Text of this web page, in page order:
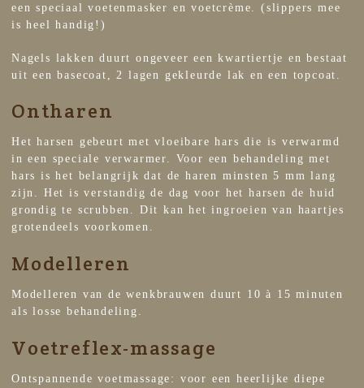
een speciaal voetenmasker en voetcrème. (slippers mee
is heel handig!)
Nagels lakken duurt ongeveer een kwartiertje en bestaat
uit een basecoat, 2 lagen gekleurde lak en een topcoat.
Ontharen
Het harsen gebeurt met vloeibare hars die is verwarmd
in een speciale verwarmer. Voor een behandeling met
hars is het belangrijk dat de haren minsten 5 mm lang
zijn. Het is verstandig de dag voor het harsen de huid
grondig te scrubben. Dit kan het ingroeien van haartjes
grotendeels voorkomen.
Modelleren
Modelleren van de wenkbrauwen duurt 10 à 15 minuten
als losse behandeling.
Voetreflex-massage
Ontspannende voetmassage: voor een heerlijke diepe